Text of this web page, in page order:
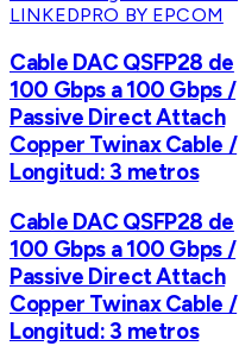
LINKEDPRO BY EPCOM
Cable DAC QSFP28 de
100 Gbps a 100 Gbps /
Passive Direct Attach
Copper Twinax Cable /
Longitud: 3 metros
Cable DAC QSFP28 de
100 Gbps a 100 Gbps /
Passive Direct Attach
Copper Twinax Cable /
Longitud: 3 metros